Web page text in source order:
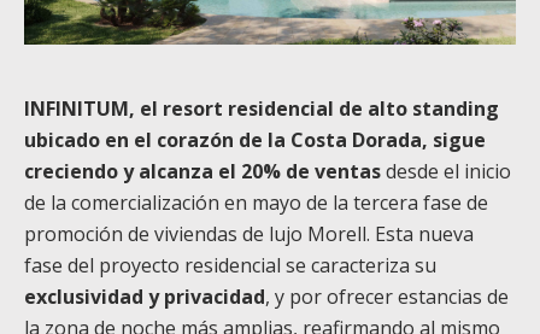
INFINITUM, el resort residencial de alto standing
ubicado en el corazón de la Costa Dorada, sigue
creciendo y alcanza el 20% de ventasdesde el inicio
de la comercialización en mayo de la tercera fase de
promoción de viviendas de lujo Morell. Esta nueva
fase del proyecto residencial se caracteriza su
exclusividad y privacidad, y por ofrecer estancias de
la zona de noche más amplias, reafirmando al mismo